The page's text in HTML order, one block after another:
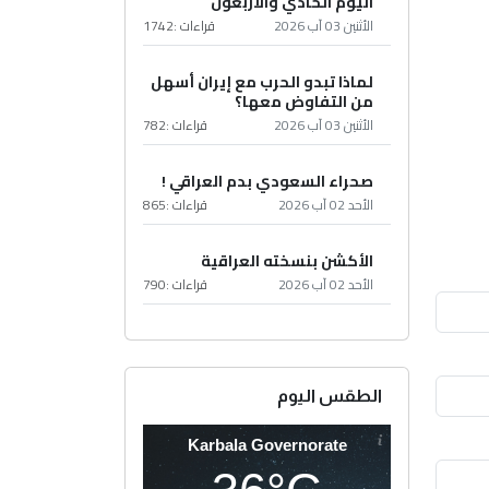
الأثنين 03 آب 2026 قراءات :1742
لماذا تبدو الحرب مع إيران أسهل
من التفاوض معها؟
الأثنين 03 آب 2026 قراءات :782
صحراء السعودي بدم العراقي !
الأحد 02 آب 2026 قراءات :865
الأكشن بنسخته العراقية
الأحد 02 آب 2026 قراءات :790
الطقس اليوم
Karbala Governorate